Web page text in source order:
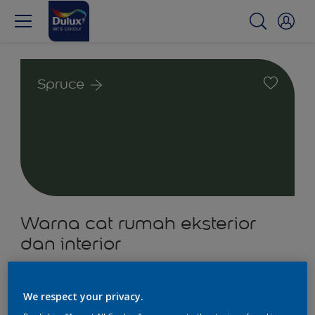
Spruce
Warna cat rumah eksterior
dan interior
We respect your privacy.